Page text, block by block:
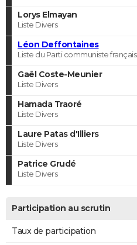
Lorys Elmayan
Liste Divers
Léon Deffontaines
Liste du Parti communiste français
Gaël Coste-Meunier
Liste Divers
Hamada Traoré
Liste Divers
Laure Patas d'Illiers
Liste Divers
Patrice Grudé
Liste Divers
Participation au scrutin
Taux de participation